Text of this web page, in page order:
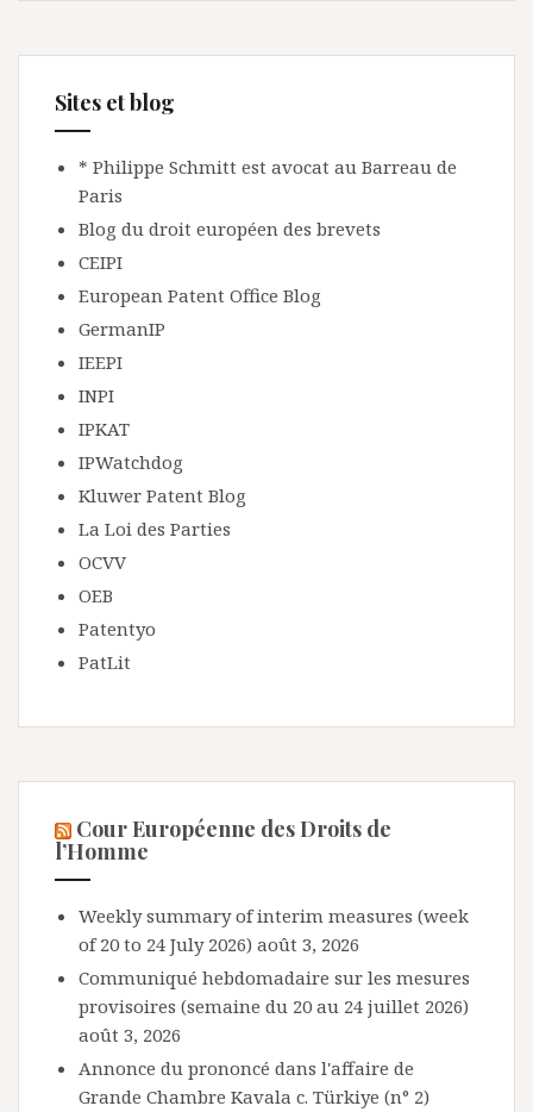
Sites et blog
* Philippe Schmitt est avocat au Barreau de
Paris
Blog du droit européen des brevets
CEIPI
European Patent Office Blog
GermanIP
IEEPI
INPI
IPKAT
IPWatchdog
Kluwer Patent Blog
La Loi des Parties
OCVV
OEB
Patentyo
PatLit
Cour Européenne des Droits de
l’Homme
Weekly summary of interim measures (week
of 20 to 24 July 2026) août 3, 2026
Communiqué hebdomadaire sur les mesures
provisoires (semaine du 20 au 24 juillet 2026)
août 3, 2026
Annonce du prononcé dans l'affaire de
Grande Chambre Kavala c. Türkiye (n° 2)